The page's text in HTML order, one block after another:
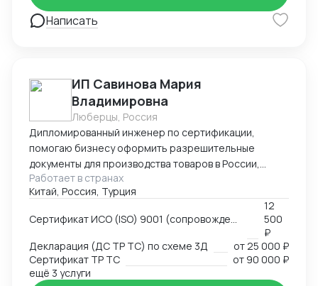
Написать
ИП Савинова Мария
Владимировна
Люберцы, Россия
Дипломированный инженер по сертификации,
помогаю бизнесу оформить разрешительные
документы для производства товаров в России,
импорта и реализации на территории РФ, через
магазины и маркетплейсы.
Работает в странах
Китай, Россия, Турция
Сертификат ИСО (ISO) 9001 (сопровождение, подготовка документов)
12
500
₽
Декларация (ДС ТР ТС) по схеме 3Д
от25 000 ₽
Сертификат ТР ТС
от 90 000 ₽
ещё 3 услуги